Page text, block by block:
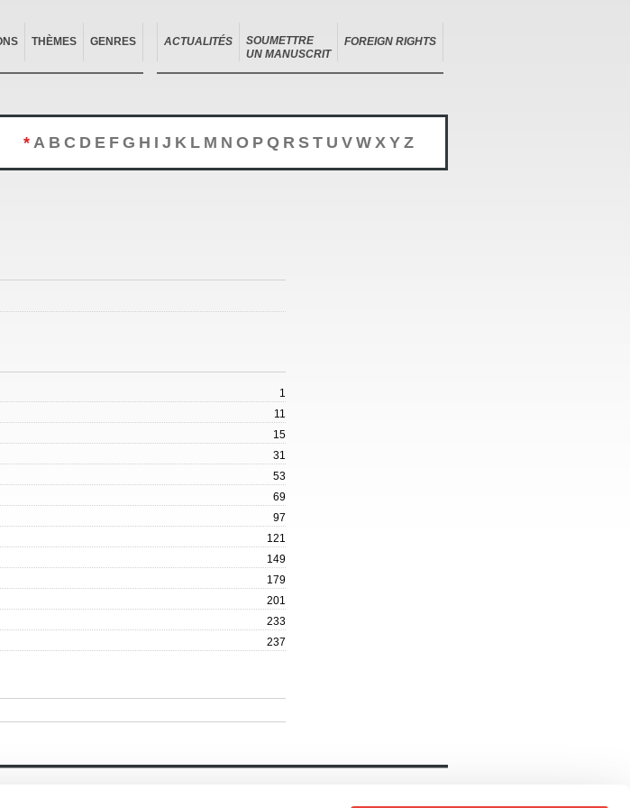
THÈMES GENRES ACTUALITÉS
SOUMETTRE
UN MANUSCRIT
FOREIGN RIGHTS
* A B C D E F G H I J K L M N O P Q R S T U V W X Y Z
1
11
15
31
53
69
97
121
149
179
201
233
237